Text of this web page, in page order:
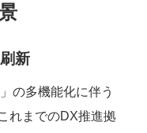
新
の多機能化に伴う
れまでのDX推進拠